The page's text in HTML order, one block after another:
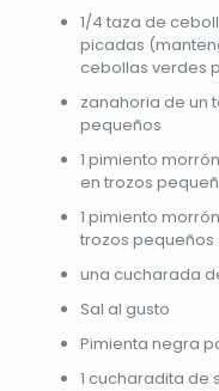
1/4 taza de
picadas
cebollas verdes
zanahoria de un
pequeños
1 pimiento
en trozos
1 pimiento
trozos pequeños
una cucharada
Sal al gusto
Pimienta negra
1 cucharadita de